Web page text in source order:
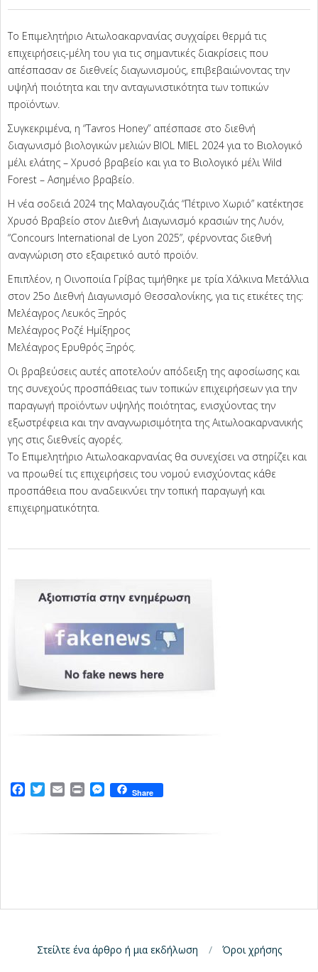
Το Επιμελητήριο Αιτωλοακαρνανίας συγχαίρει θερμά τις
επιχειρήσεις-μέλη του για τις σημαντικές διακρίσεις που
απέσπασαν σε διεθνείς διαγωνισμούς, επιβεβαιώνοντας την
υψηλή ποιότητα και την ανταγωνιστικότητα των τοπικών
προϊόντων.
Συγκεκριμένα, η “Τavros Honey” απέσπασε στο διεθνή
διαγωνισμό βιολογικών μελιών BIOL MIEL 2024 για το Βιολογικό
μέλι ελάτης – Χρυσό βραβείο και για το Βιολογικό μέλι Wild
Forest – Ασημένιο βραβείο.
Η νέα σοδειά 2024 της Μαλαγουζιάς “Πέτρινο Χωριό” κατέκτησε
Χρυσό Βραβείο στον Διεθνή Διαγωνισμό κρασιών της Λυόν,
“Concours International de Lyon 2025”, φέρνοντας διεθνή
αναγνώριση στο εξαιρετικό αυτό προϊόν.
Επιπλέον, η Οινοποιία Γρίβας τιμήθηκε με τρία Χάλκινα Μετάλλια
στον 25ο Διεθνή Διαγωνισμό Θεσσαλονίκης, για τις ετικέτες της:
Μελέαγρος Λευκός Ξηρός
Μελέαγρος Ροζέ Ημίξηρος
Μελέαγρος Ερυθρός Ξηρός.
Οι βραβεύσεις αυτές αποτελούν απόδειξη της αφοσίωσης και
της συνεχούς προσπάθειας των τοπικών επιχειρήσεων για την
παραγωγή προϊόντων υψηλής ποιότητας, ενισχύοντας την
εξωστρέφεια και την αναγνωρισιμότητα της Αιτωλοακαρνανικής
γης στις διεθνείς αγορές.
Το Επιμελητήριο Αιτωλοακαρνανίας θα συνεχίσει να στηρίζει και
να προωθεί τις επιχειρήσεις του νομού ενισχύοντας κάθε
προσπάθεια που αναδεικνύει την τοπική παραγωγή και
επιχειρηματικότητα.
Facebook
TwitterEmailPrintMessenger
Share
Στείλτε ένα άρθρο ή μια εκδήλωση Όροι χρήσης